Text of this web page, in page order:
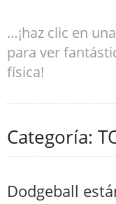
…¡haz clic en
para ver
física!
Categoría:
Dodgeball